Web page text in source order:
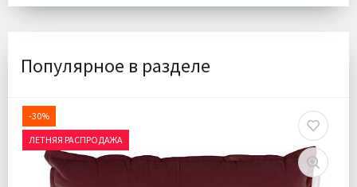
Популярное в разделе
-30%
ЛЕТНЯЯ РАСПРОДАЖА